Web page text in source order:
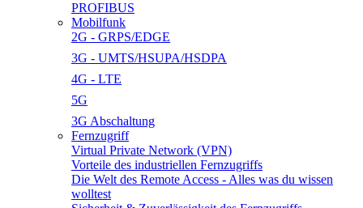
PROFIBUS
Mobilfunk
2G - GRPS/EDGE
3G - UMTS/HSUPA/HSDPA
4G - LTE
5G
3G Abschaltung
Fernzugriff
Virtual Private Network (VPN)
Vorteile des industriellen Fernzugriffs
Die Welt des Remote Access - Alles was du wissen
wolltest